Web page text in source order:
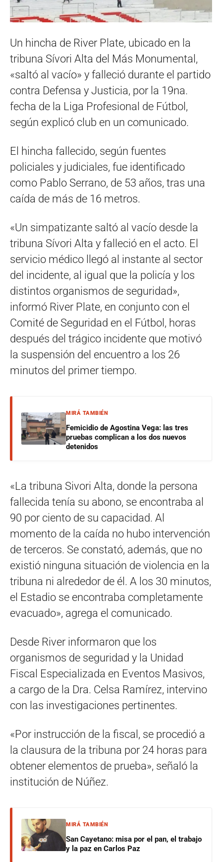
Un hincha de River Plate, ubicado en la
tribuna Sívori Alta del Más Monumental,
«saltó al vacío» y falleció durante el partido
contra Defensa y Justicia, por la 19na.
fecha de la Liga Profesional de Fútbol,
según explicó club en un comunicado.
El hincha fallecido, según fuentes
policiales y judiciales, fue identificado
como Pablo Serrano, de 53 años, tras una
caída de más de 16 metros.
«Un simpatizante saltó al vacío desde la
tribuna Sívori Alta y falleció en el acto. El
servicio médico llegó al instante al sector
del incidente, al igual que la policía y los
distintos organismos de seguridad»,
informó River Plate, en conjunto con el
Comité de Seguridad en el Fútbol, horas
después del trágico incidente que motivó
la suspensión del encuentro a los 26
minutos del primer tiempo.
MIRÁ TAMBIÉN
Femicidio de Agostina Vega: las tres
pruebas complican a los dos nuevos
detenidos
«La tribuna Sivori Alta, donde la persona
fallecida tenía su abono, se encontraba al
90 por ciento de su capacidad. Al
momento de la caída no hubo intervención
de terceros. Se constató, además, que no
existió ninguna situación de violencia en la
tribuna ni alrededor de él. A los 30 minutos,
el Estadio se encontraba completamente
evacuado», agrega el comunicado.
Desde River informaron que los
organismos de seguridad y la Unidad
Fiscal Especializada en Eventos Masivos,
a cargo de la Dra. Celsa Ramírez, intervino
con las investigaciones pertinentes.
«Por instrucción de la fiscal, se procedió a
la clausura de la tribuna por 24 horas para
obtener elementos de prueba», señaló la
institución de Núñez.
MIRÁ TAMBIÉN
San Cayetano: misa por el pan, el trabajo
y la paz en Carlos Paz